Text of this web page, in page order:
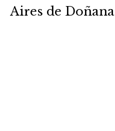
Aires de Doñana